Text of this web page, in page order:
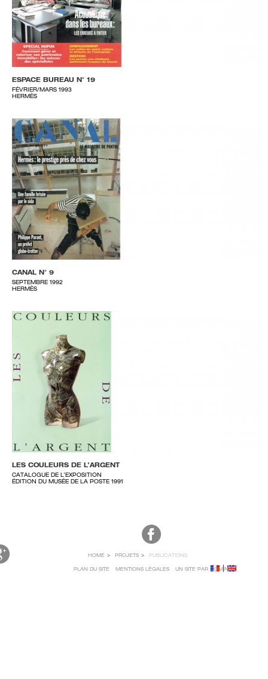
ESPACE BUREAU N° 19
FÉVRIER/MARS 1993
HERMÈS
CANAL N° 9
SEPTEMBRE 1992
HERMÈS
LES COULEURS DE L’ARGENT
CATALOGUE DE L’EXPOSITION
ÉDITION DU MUSÉE DE LA POSTE 1991
HOME PROJETS PUBLICATIONS
PLAN DU SITE MENTIONS LÉGALES UN SITE PAR QOMINO